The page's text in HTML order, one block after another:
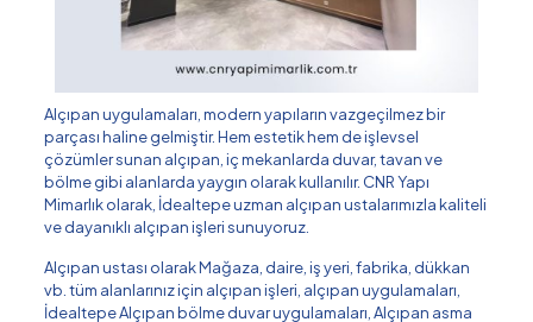
Alçıpan uygulamaları, modern yapıların vazgeçilmez bir
parçası haline gelmiştir. Hem estetik hem de işlevsel
çözümler sunan alçıpan, iç mekanlarda duvar, tavan ve
bölme gibi alanlarda yaygın olarak kullanılır. CNR Yapı
Mimarlık olarak, İdealtepe uzman alçıpan ustalarımızla kaliteli
ve dayanıklı alçıpan işleri sunuyoruz.
Alçıpan ustası olarak Mağaza, daire, iş yeri, fabrika, dükkan
vb. tüm alanlarınız için alçıpan işleri, alçıpan uygulamaları,
İdealtepe Alçıpan bölme duvar uygulamaları, Alçıpan asma